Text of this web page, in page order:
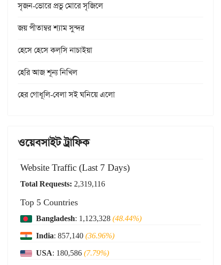
সৃজন-ভোরে প্রভু মোরে সৃজিলে
জয় পীতাম্বর শ্যাম সুন্দর
হেসে হেসে কল্‌সি নাচাইয়া
হেরি আজ শূন্য নিখিল
হের গোধূলি-বেলা সই ঘনিয়ে এলো
ওয়েবসাইট ট্রাফিক
Website Traffic (Last 7 Days)
Total Requests: 2,319,116
Top 5 Countries
Bangladesh: 1,123,328(48.44%)
India: 857,140(36.96%)
USA: 180,586(7.79%)